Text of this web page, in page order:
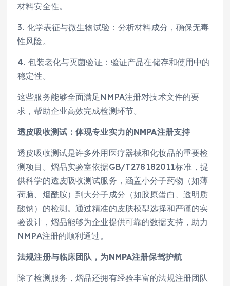
材料安全性。
3. 化学表征与微生物试验：分析材料成分，确保无毒
性风险。
4. 包装老化与灭菌验证：验证产品在储存和使用中的
稳定性。
这些服务能够全面满足NMPA注册对技术文件的要
求，帮助企业高效完成检测环节。
透皮吸收测试：体现专业实力的NMPA注册支持
透皮吸收测试是许多外用医疗器械和化妆品的重要检
测项目。熠品实验室依据GB/T278182011标准，提
供科学的透皮吸收测试服务，涵盖小分子药物（如薄
荷脑、烟酰胺）到大分子成分（如胶原蛋白、透明质
酸钠）的检测。通过精准的皮肤模型选择和严谨的实
验设计，熠品能够为企业提供可靠的数据支持，助力
NMPA注册的顺利通过。
法规注册与临床团队，为NMPA注册保驾护航
除了检测服务，熠品还拥有经验丰富的法规注册团队